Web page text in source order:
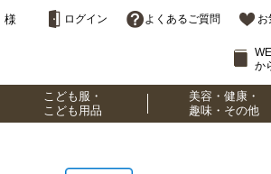
様 ログイン よくあるご質問 お
か
こども服・
こども用品
美容・健康・
趣味・その他